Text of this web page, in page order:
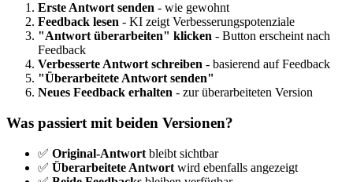
Erste Antwort senden - wie gewohnt
Feedback lesen - KI zeigt Verbesserungspotenziale
"Antwort überarbeiten" klicken - Button erscheint nach
Feedback
Verbesserte Antwort schreiben - basierend auf Feedback
"Überarbeitete Antwort senden"
Neues Feedback erhalten - zur überarbeiteten Version
Was passiert mit beiden Versionen?
✅ Original-Antwort bleibt sichtbar
✅ Überarbeitete Antwort wird ebenfalls angezeigt